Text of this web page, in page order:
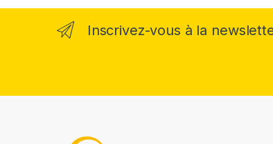
Inscrivez-vous à la